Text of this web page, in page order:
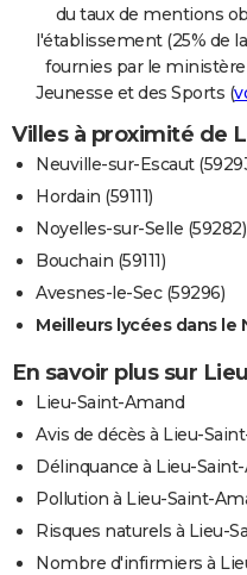
du taux de mentions
l'établissement (25% de
fournies par le
Jeunesse et des Sports (
Villes à proximité de
Neuville-sur-Escaut
Hordain (59111)
Noyelles-sur-Selle (59282)
Bouchain (59111)
Avesnes-le-Sec (59296)
Meilleurs lycées dans le
En savoir plus sur
Lieu-Saint-Amand
Avis de décès à Lieu-
Délinquance à Lieu-
Pollution à Lieu-Saint-
Risques naturels à Lieu-
Nombre d'infirmiers à